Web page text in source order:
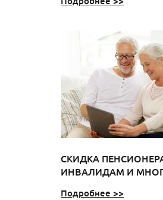
СКИДКА
ИНВАЛИДАМ И
Подробнее >>